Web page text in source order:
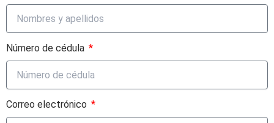
Número de cédula
Correo electrónico